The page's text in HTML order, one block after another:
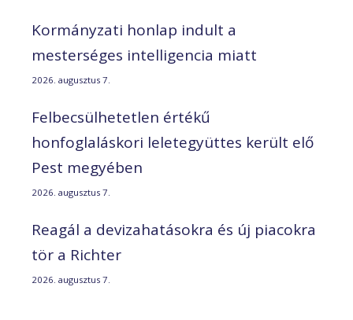
Kormányzati honlap indult a
mesterséges intelligencia miatt
2026. augusztus 7.
Felbecsülhetetlen értékű
honfoglaláskori leletegyüttes került elő
Pest megyében
2026. augusztus 7.
Reagál a devizahatásokra és új piacokra
tör a Richter
2026. augusztus 7.